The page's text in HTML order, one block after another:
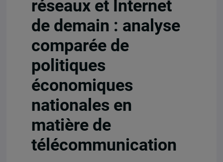
réseaux et Internet
de demain : analyse
comparée de
politiques
économiques
nationales en
matière de
télécommunication